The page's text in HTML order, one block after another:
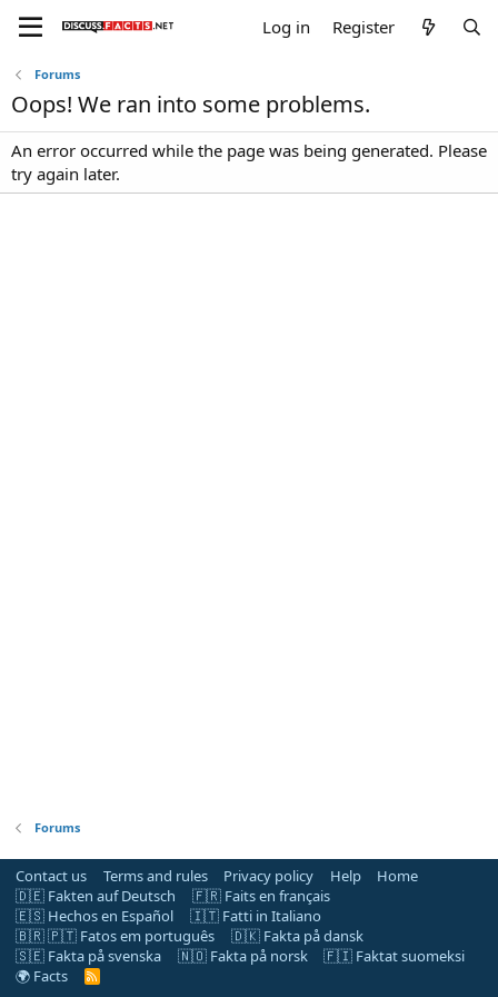
Log in Register
Forums
Oops! We ran into some problems.
An error occurred while the page was being generated. Please
try again later.
Forums
Contact us Terms and rules Privacy policy Help
Home
🇩🇪 Fakten auf Deutsch
🇫🇷 Faits en français
🇪🇸 Hechos en Español
🇮🇹 Fatti in Italiano
🇧🇷 🇵🇹 Fatos em português
🇩🇰 Fakta på dansk
🇸🇪 Fakta på svenska
🇳🇴 Fakta på norsk
🇫🇮 Faktat suomeksi
🌍 Facts
R